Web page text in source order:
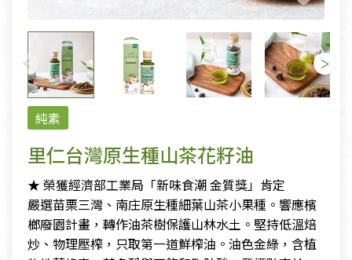
純素
里仁台灣原生種山茶花籽油
★ 榮獲經濟部工業局「新味食潮 金質獎」肯定
嚴選苗栗三灣、南庄原生種細葉山茶小果種。響應檳
榔廢園計畫，轉作油茶樹保護山林水土。堅持低溫焙
炒、物理壓榨，只取第一道鮮榨油。油色金綠，含植